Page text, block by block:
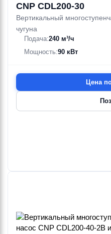
CNP CDL200-30
Вертикальный
чугуна
Подача:240 м³/ч
Мощность:90 кВт
Цена